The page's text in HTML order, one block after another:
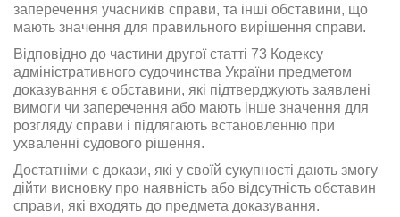
заперечення учасників справи, та інші обставини, що
мають значення для правильного вирішення справи.
Відповідно до частини другої статті 73 Кодексу
адміністративного судочинства України предметом
доказування є обставини, які підтверджують заявлені
вимоги чи заперечення або мають інше значення для
розгляду справи і підлягають встановленню при
ухваленні судового рішення.
Достатніми є докази, які у своїй сукупності дають змогу
дійти висновку про наявність або відсутність обставин
справи, які входять до предмета доказування.